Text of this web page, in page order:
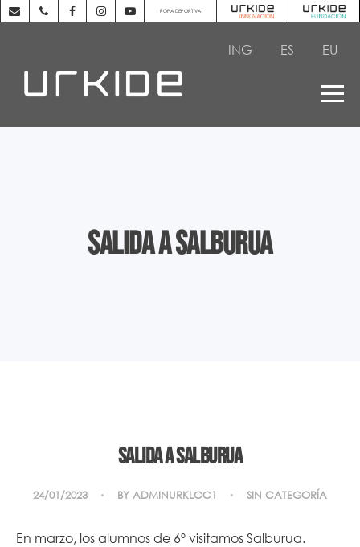
ROPA DEPORTIVA
ING ES EU
Salida a Salburua
Salida a Salburua
24/01/2023 BY ADMINURKLCC1 SIN CATEGORÍA
En marzo, los alumnos de 6º visitamos Salburua.